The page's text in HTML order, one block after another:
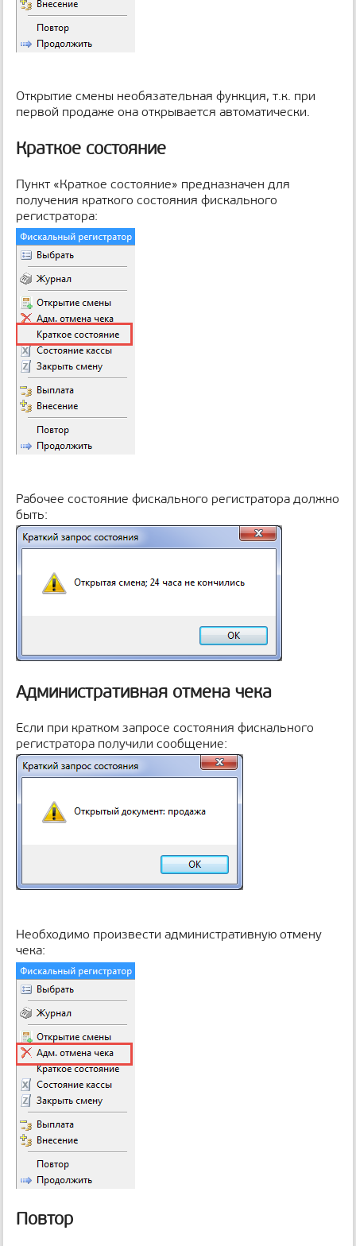
Открытие смены необязательная функция, т.к. при
первой продаже она открывается автоматически.
Краткое состояние
Пункт «Краткое состояние» предназначен для
получения краткого состояния фискального
регистратора:
Рабочее состояние фискального регистратора должно
быть:
Административная отмена чека
Если при кратком запросе состояния фискального
регистратора получили сообщение:
Необходимо произвести административную отмену
чека:
Повтор